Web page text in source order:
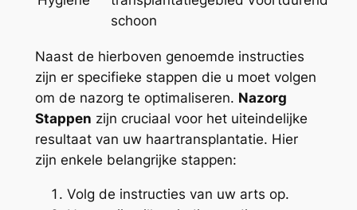
schoon
Naast de hierboven genoemde instructies
zijn er specifieke stappen die u moet volgen
om de nazorg te optimaliseren. Nazorg
Stappen zijn cruciaal voor het uiteindelijke
resultaat van uw haartransplantatie. Hier
zijn enkele belangrijke stappen:
Volg de instructies van uw arts op.